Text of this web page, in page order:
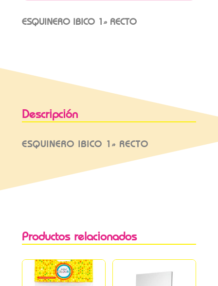
ESQUINERO IBICO 1» RECTO
Descripción
ESQUINERO IBICO 1» RECTO
Productos relacionados